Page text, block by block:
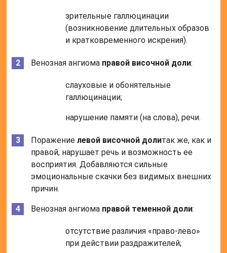
зрительные галлюцинации
(возникновение длительных образов
и кратковременного искрения).
Венозная ангиома правой височной доли:
слауховые и обонятельные
галлюцинации;
нарушение памяти (на слова), речи.
Поражениелевой височной долитак же, как и
правой, нарушает речь и возможность ее
восприятия. Добавляются сильные
эмоциональные скачки без видимых внешних
причин.
Венозная ангиома правой теменной доли:
отсутствие различия «право-лево»
при действии раздражителей;